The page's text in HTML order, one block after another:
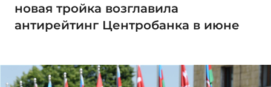
новая тройка возглавила
антирейтинг Центробанка в июне